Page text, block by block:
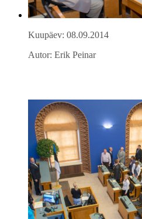
Kuupäev: 08.09.2014
Autor: Erik Peinar